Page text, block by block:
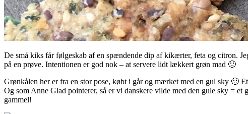
De små kiks får følgeskab af en spændende dip af kikærter, feta og citron.
på en prøve. Intentionen er god nok – at servere lidt lækkert grøn mad 🙂
Grønkålen her er fra en stor pose, købt i går og mærket med en gul sky 🙂
Og som Anne Glad pointerer, så er vi danskere vilde med den gule sky =
gammel!